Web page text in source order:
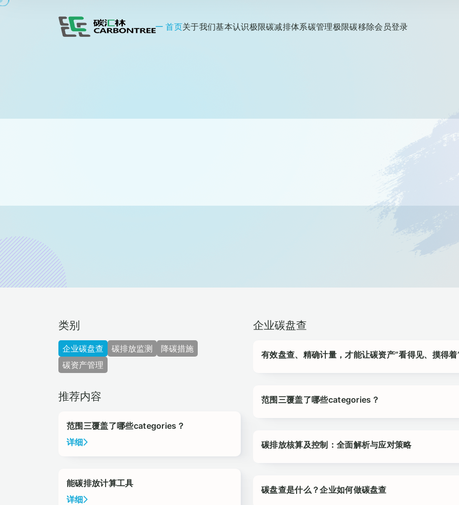
首页关于我们基本认识极限碳减排体系碳管理极限碳移除会员登录
类别
企业碳盘查 碳排放监测
降碳措施
碳资产管理
推荐内容
范围三覆盖了哪些categories？
详细
能碳排放计算工具
详细
企业碳盘查
有效盘查、精确计量，才能让碳资产“看得见、摸得着
范围三覆盖了哪些categories？
碳排放核算及控制：全面解析与应对策略
碳盘查是什么？企业如何做碳盘查